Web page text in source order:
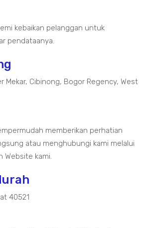
kebaikan pelanggan untuk
pendataanya.
Cibinong, Bogor Regency, West
memberikan perhatian
atau menghubungi kami melalui
Website kami.
40521